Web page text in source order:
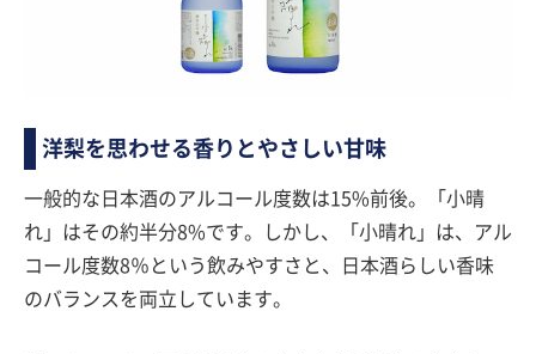
洋梨を思わせる香りとやさしい甘味
一般的な日本酒のアルコール度数は15%前後。「小晴
れ」はその約半分8%です。しかし、「小晴れ」は、アル
コール度数8％という飲みやすさと、日本酒らしい香味
のバランスを両立しています。